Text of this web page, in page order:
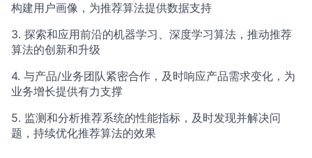
构建用户画像，为推荐算法提供数据支持
3. 探索和应用前沿的机器学习、深度学习算法，推动推荐
算法的创新和升级
4. 与产品/业务团队紧密合作，及时响应产品需求变化，为
业务增长提供有力支撑
5. 监测和分析推荐系统的性能指标，及时发现并解决问
题，持续优化推荐算法的效果